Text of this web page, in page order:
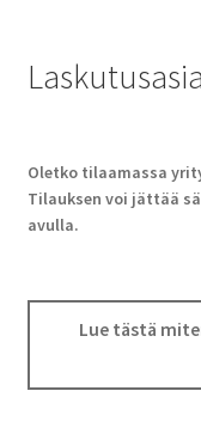
Oletko tilaamassa
Tilauksen voi jättää
avulla.
Lue tästä